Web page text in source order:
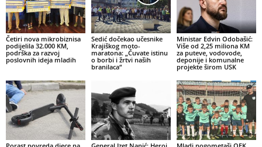
Četiri nova mikrobiznisa
podijelila 32.000 KM,
podrška za razvoj
poslovnih ideja mladih
Sedić dočekao učesnike
Krajiškog moto-
maratona: „Čuvate istinu
o borbi i žrtvi naših
branilaca“
Ministar Edvin Odobašić:
Više od 2,25 miliona KM
za puteve, vodovode,
deponije i komunalne
projekte širom USK
Porast povreda djece na
General Izet Nanić: Heroj
Mladi nogometaši OFK